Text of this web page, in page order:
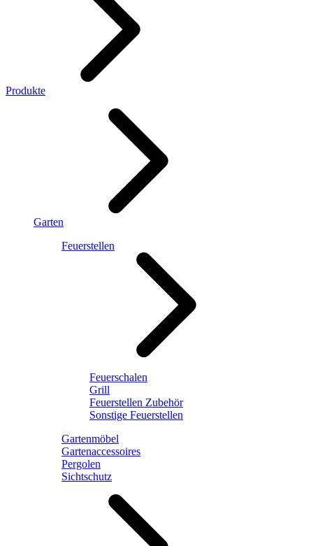
Produkte
Garten
Feuerstellen
Feuerschalen
Grill
Feuerstellen Zubehör
Sonstige Feuerstellen
Gartenmöbel
Gartenaccessoires
Pergolen
Sichtschutz